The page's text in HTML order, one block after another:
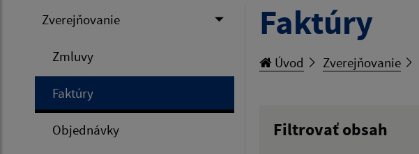
Zverejňovanie
Zmluvy
Faktúry
Objednávky
Faktúry
Úvod Zverejňovanie
Filtrovať obsah